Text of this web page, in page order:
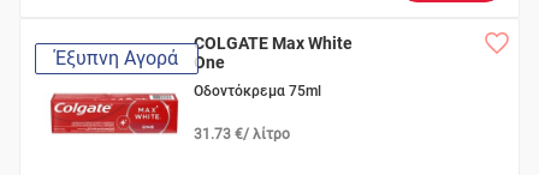
Έξυπνη Αγορά
COLGATE Max White
One
Οδοντόκρεμα 75ml
31.73 €/ λίτρο